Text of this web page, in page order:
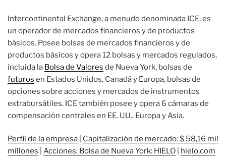
Intercontinental Exchange, a menudo denominada ICE, es
un operador de mercados financieros y de productos
básicos. Posee bolsas de mercados financieros y de
productos básicos y opera 12 bolsas y mercados regulados,
incluida la Bolsa de Valores de Nueva York, bolsas de
futuros en Estados Unidos, Canadá y Europa, bolsas de
opciones sobre acciones y mercados de instrumentos
extrabursátiles. ICE también posee y opera 6 cámaras de
compensación centrales en EE. UU., Europa y Asia.
Perfil de la empresa
Capitalización de mercado: $ 58,16 mil
millones
Acciones: Bolsa de Nueva York: HIELO hielo.com